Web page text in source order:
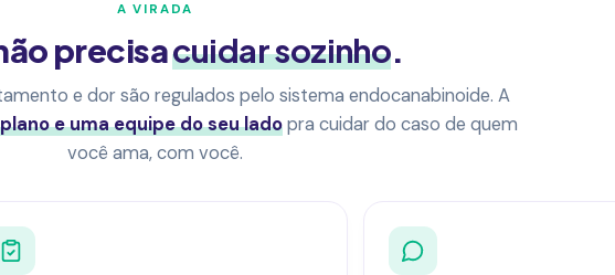
A VIRADA
precisacuidar sozinho.
e dor são regulados pelo sistema endocanabinoide. A
e uma equipe do seu ladopra cuidar do caso de quem
você ama, com você.